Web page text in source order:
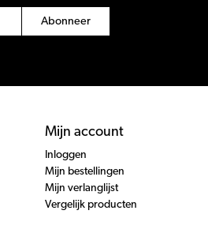
Abonneer
Mijn account
Inloggen
Mijn bestellingen
Mijn verlanglijst
Vergelijk producten